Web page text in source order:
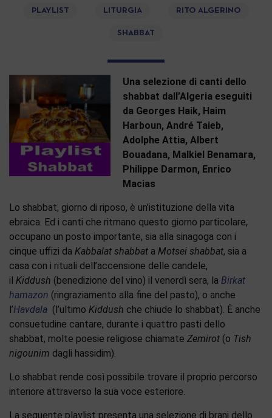
PLAYLIST LITURGIA RITO ALGERINO
SHABBAT
Una selezione di canti dello
shabbat dall’Algeria eseguiti
da Georges Haik, Haim
Harboun, André Taieb,
Adolphe Attia, Albert
Bouadana, Malkiel Benamara,
Philippe Darmon, Enrico
Macias
Lo shabbat, giorno di riposo, è un’istituzione della vita
ebraica. Ed i canti che ritmano questo giorno particolare,
occupano un posto importante, sia alla sinagoga con i
cinque uffizi da Kabbalat shabbat a Motsei shabbat, sia a
casa con i rituali dell’accensione delle candele,
il Kiddush (benedizione del vino) il venerdì sera, la Birkat
hamazon (ringraziamento alla fine del pasto), o anche
l’Havdala (l’ultimo Kiddush che chiude lo shabbat). È anche
consuetudine cantare, durante i quattro pasti dello
shabbat, molte poesie religiose chiamate Zemirot (o Tish
nigounim dagli hassidim).
Lo shabbat rende così possibile trovare il proprio percorso
interiore attraverso la sua voce esteriore.
La seguente playlist presenta una selezione di brani dello